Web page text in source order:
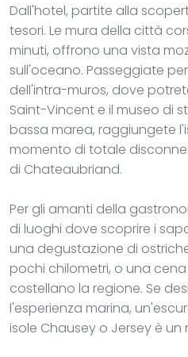
Dall'hotel, partite alla
tesori. Le mura della città
minuti, offrono una vista
sull'oceano. Passeggiate
dell'intra-muros, dove
Saint-Vincent e il museo di
bassa marea, raggiungete
momento di totale
di Chateaubriand.
Per gli amanti della
di luoghi dove scoprire i
una degustazione di
pochi chilometri, o una
costellano la regione. Se
l'esperienza marina,
isole Chausey o Jersey è un